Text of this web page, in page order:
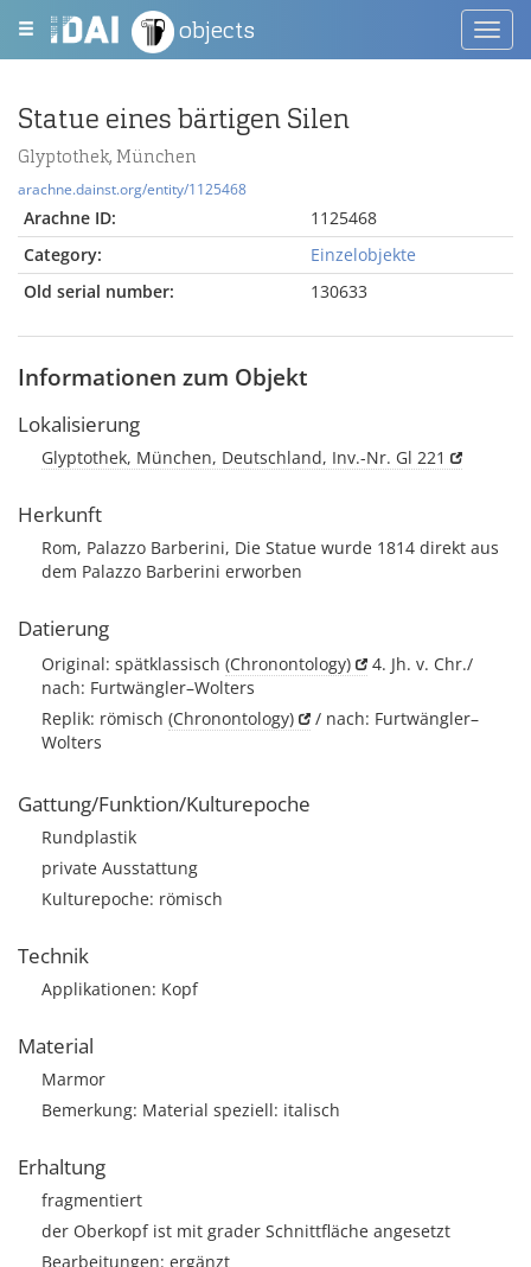
objects
Statue eines bärtigen Silen
Glyptothek, München
arachne.dainst.org/entity/1125468
Arachne ID:
1125468
Category:
Einzelobjekte
Old serial number:
130633
Informationen zum Objekt
Lokalisierung
Glyptothek, München, Deutschland, Inv.-Nr. Gl 221
Herkunft
Rom, Palazzo Barberini, Die Statue wurde 1814 direkt aus
dem Palazzo Barberini erworben
Datierung
Original: spätklassisch (Chronontology)
4. Jh. v. Chr./
nach: Furtwängler–Wolters
Replik: römisch (Chronontology)
/ nach: Furtwängler–
Wolters
Gattung/Funktion/Kulturepoche
Rundplastik
private Ausstattung
Kulturepoche: römisch
Technik
Applikationen: Kopf
Material
Marmor
Bemerkung: Material speziell: italisch
Erhaltung
fragmentiert
der Oberkopf ist mit grader Schnittfläche angesetzt
Bearbeitungen: ergänzt